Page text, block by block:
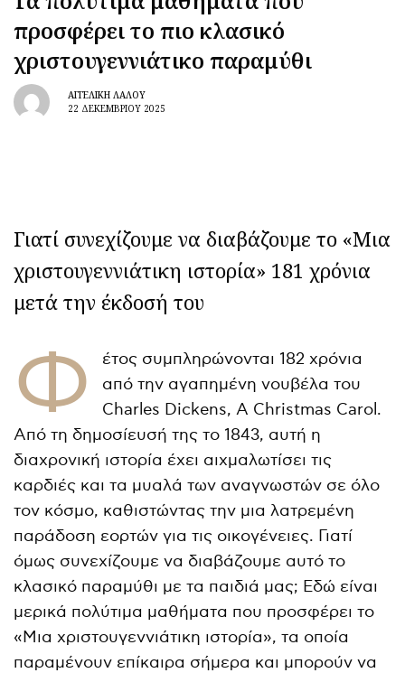
προσφέρει το πιο κλασικό
χριστουγεννιάτικο παραμύθι
ΑΓΓΕΛΙΚΉ ΛΆΛΟΥ
22 ΔΕΚΕΜΒΡΊΟΥ 2025
Γιατί συνεχίζουμε να διαβάζουμε το «Μια
χριστουγεννιάτικη ιστορία» 181 χρόνια
μετά την έκδοσή του
Φ
έτος συμπληρώνονται 182 χρόνια
από την αγαπημένη νουβέλα του
Charles Dickens, A Christmas Carol.
Από τη δημοσίευσή της το 1843, αυτή η
διαχρονική ιστορία έχει αιχμαλωτίσει τις
καρδιές και τα μυαλά των αναγνωστών σε όλο
τον κόσμο, καθιστώντας την μια λατρεμένη
παράδοση εορτών για τις οικογένειες. Γιατί
όμως συνεχίζουμε να διαβάζουμε αυτό το
κλασικό παραμύθι με τα παιδιά μας; Εδώ είναι
μερικά πολύτιμα μαθήματα που προσφέρει το
«Μια χριστουγεννιάτικη ιστορία», τα οποία
παραμένουν επίκαιρα σήμερα και μπορούν να